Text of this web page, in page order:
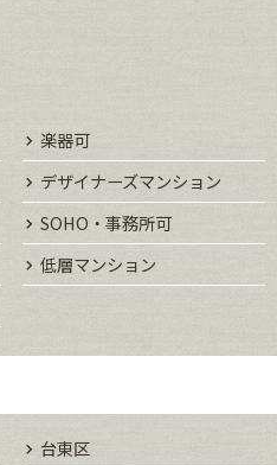
楽器可
デザイナーズマンション
SOHO・事務所可
低層マンション
台東区